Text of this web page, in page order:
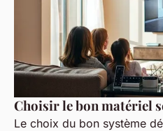
Choisir le bon matériel
Le choix du bon système